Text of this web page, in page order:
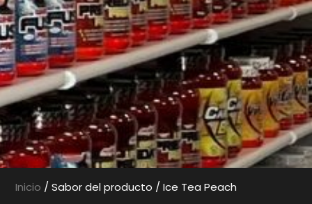
Inicio / Sabor del producto / Ice Tea Peach